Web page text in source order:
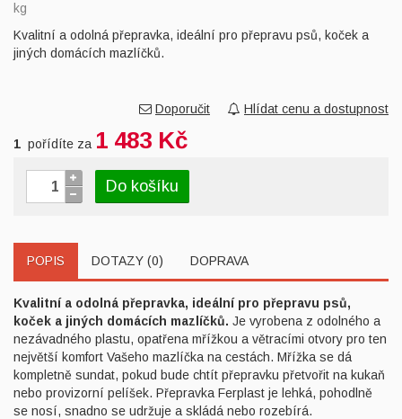
kg
Kvalitní a odolná přepravka, ideální pro přepravu psů, koček a
jiných domácích mazlíčků.
Doporučit Hlídat cenu a dostupnost
1 pořídíte za 1 483 Kč
Do košíku
POPIS DOTAZY (0) DOPRAVA
Kvalitní a odolná přepravka, ideální pro přepravu psů,
koček a jiných domácích mazlíčků. Je vyrobena z odolného a
nezávadného plastu, opatřena mřížkou a větracími otvory pro ten
největší komfort Vašeho mazlíčka na cestách. Mřížka se dá
kompletně sundat, pokud bude chtít přepravku přetvořit na kukaň
nebo provizorní pelíšek. Přepravka Ferplast je lehká, pohodlně
se nosí, snadno se udržuje a skládá nebo rozebírá.